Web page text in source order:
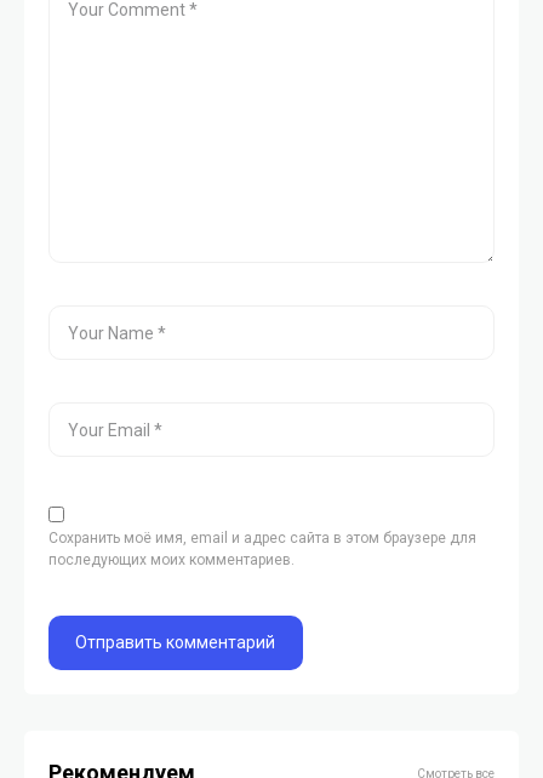
Сохранить моё имя, email и адрес сайта в этом браузере для
последующих моих комментариев.
Рекомендуем Смотреть все